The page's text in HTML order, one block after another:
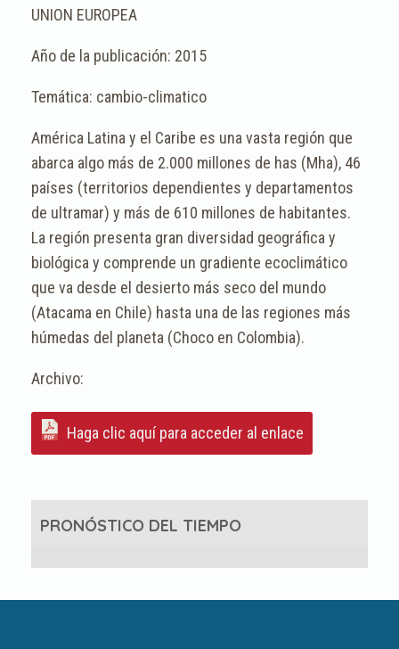
UNION EUROPEA
2015
cambio-climatico
América Latina y el Caribe es una vasta región que
abarca algo más de 2.000 millones de has (Mha), 46
países (territorios dependientes y departamentos
de ultramar) y más de 610 millones de habitantes.
La región presenta gran diversidad geográfica y
biológica y comprende un gradiente ecoclimático
que va desde el desierto más seco del mundo
(Atacama en Chile) hasta una de las regiones más
húmedas del planeta (Choco en Colombia).
Haga clic aquí para acceder al enlace
PRONÓSTICO DEL TIEMPO